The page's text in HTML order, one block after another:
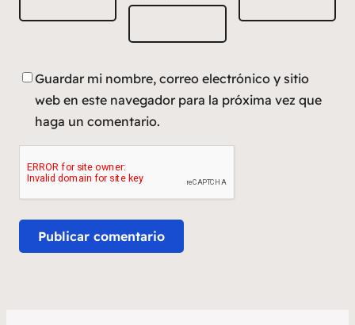
Guardar mi nombre, correo electrónico y sitio
web en este navegador para la próxima vez que
haga un comentario.